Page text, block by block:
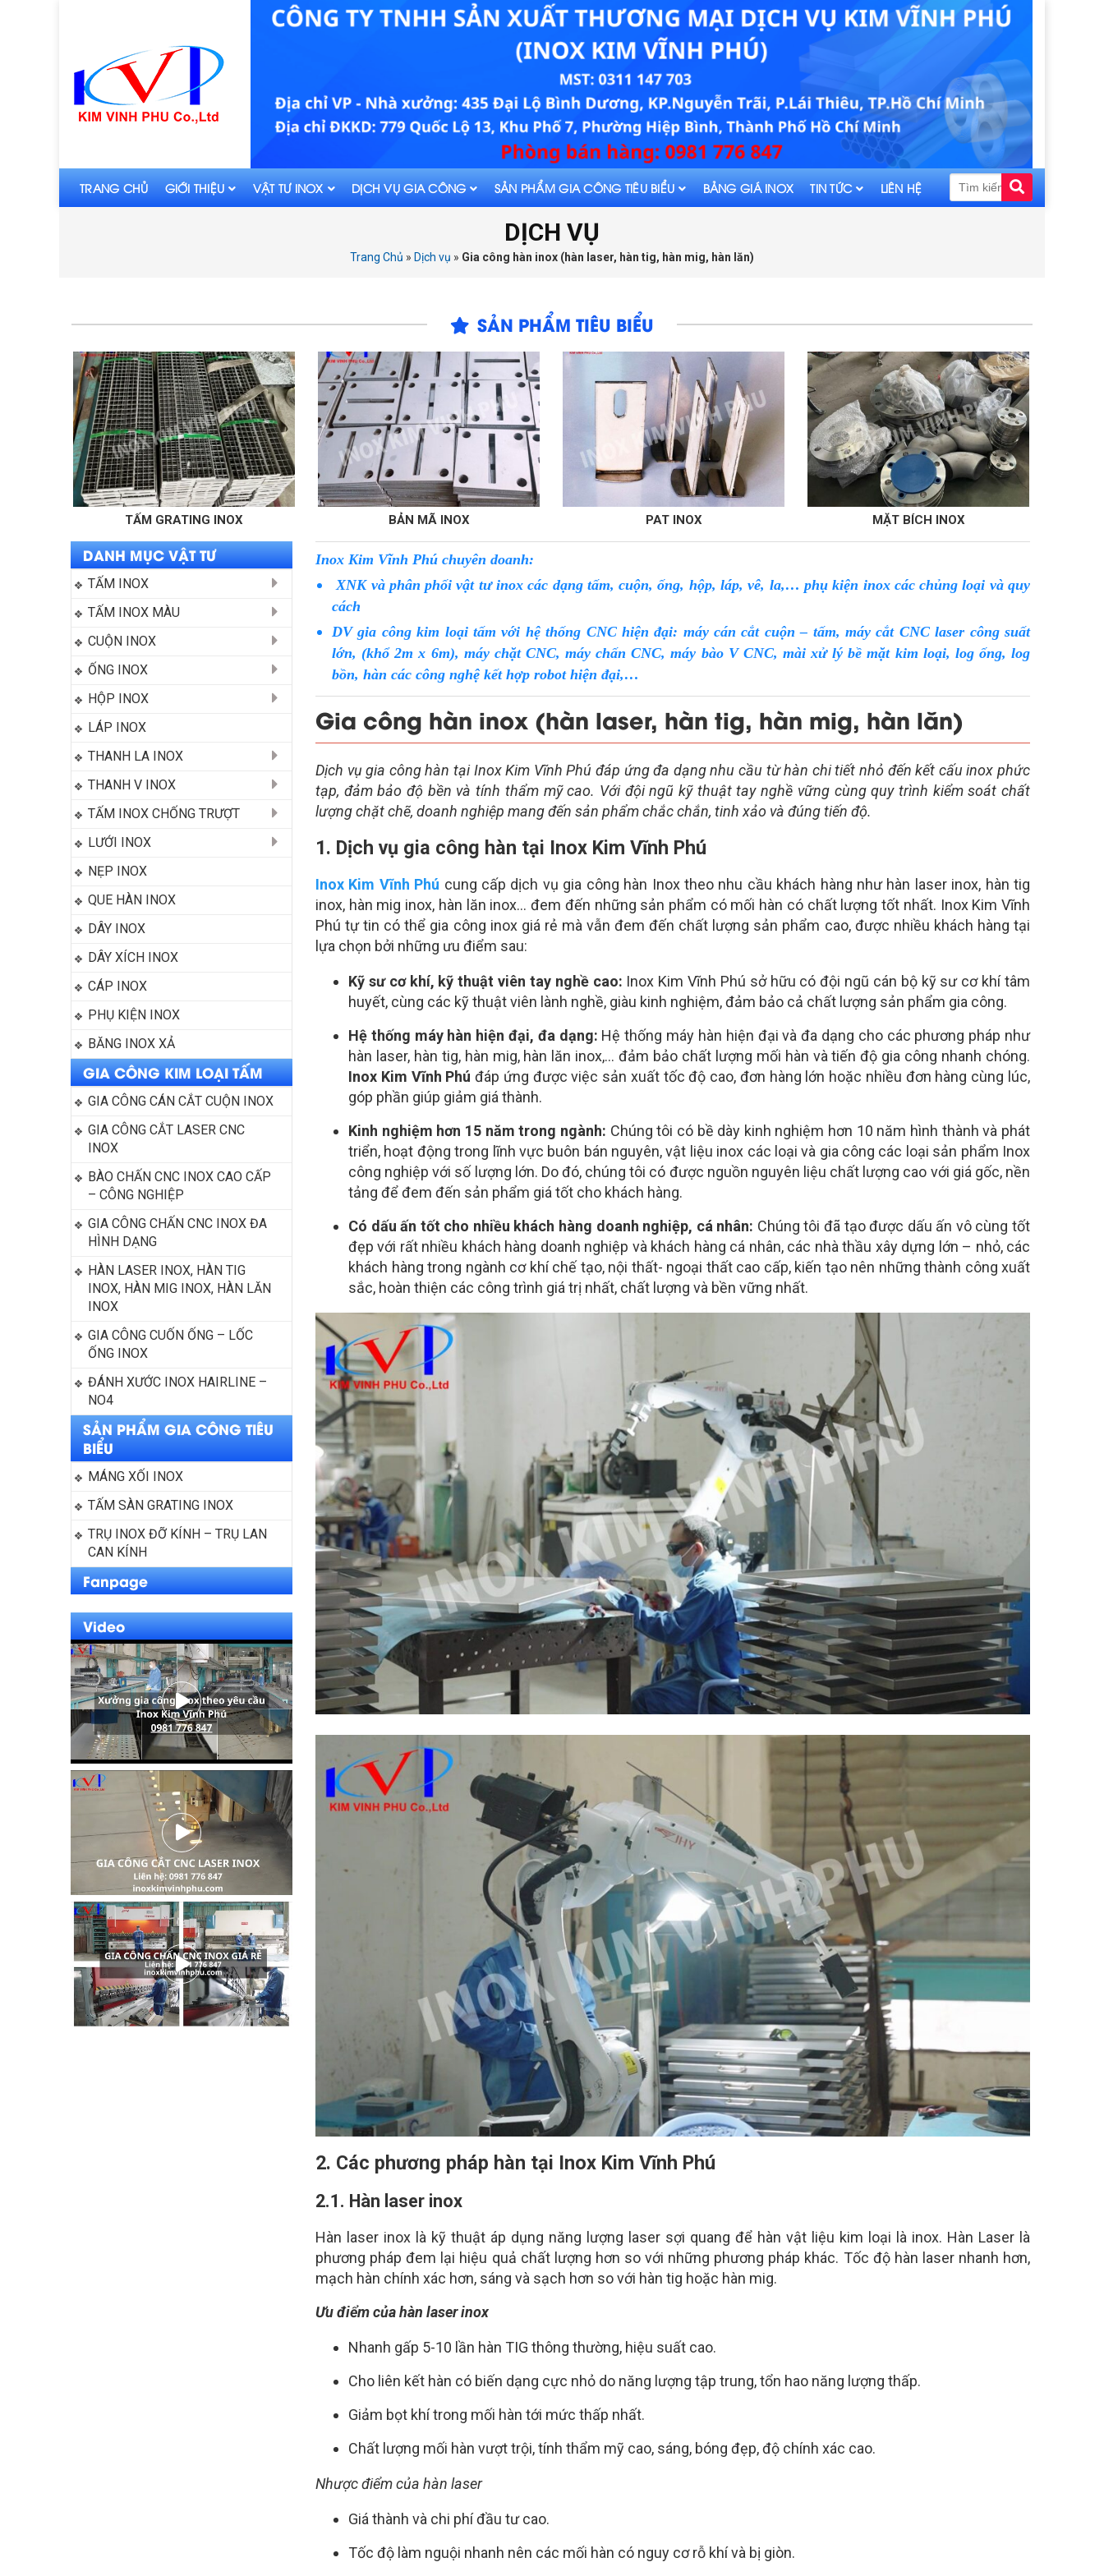
TRANG CHỦ GIỚI THIỆU VẬT TƯ INOX DỊCH VỤ GIA CÔNG SẢN PHẨM GIA CÔNG TIÊU BIỂU BẢNG GIÁ INOX TIN TỨC LIÊN HỆ
DỊCH VỤ
Trang Chủ » Dịch vụ » Gia công hàn inox (hàn laser, hàn tig, hàn mig, hàn lăn)
SẢN PHẨM TIÊU BIỂU
TẤM GRATING INOX MẶT BÍCH INOX
DANH MỤC VẬT TƯ
TẤM INOX
TẤM INOX MÀU
CUỘN INOX
ỐNG INOX
HỘP INOX
LÁP INOX
THANH LA INOX
THANH V INOX
TẤM INOX CHỐNG TRƯỢT
LƯỚI INOX
NẸP INOX
QUE HÀN INOX
DÂY INOX
DÂY XÍCH INOX
CÁP INOX
PHỤ KIỆN INOX
BĂNG INOX XẢ
GIA CÔNG KIM LOẠI TẤM
GIA CÔNG CÁN CẮT CUỘN INOX
GIA CÔNG CẮT LASER CNC
INOX
BÀO CHẤN CNC INOX CAO CẤP
– CÔNG NGHIỆP
GIA CÔNG CHẤN CNC INOX ĐA
HÌNH DẠNG
HÀN LASER INOX, HÀN TIG
INOX, HÀN MIG INOX, HÀN LĂN
INOX
GIA CÔNG CUỐN ỐNG – LỐC
ỐNG INOX
ĐÁNH XƯỚC INOX HAIRLINE –
NO4
SẢN PHẨM GIA CÔNG TIÊU
BIỂU
MÁNG XỐI INOX
TẤM SÀN GRATING INOX
TRỤ INOX ĐỠ KÍNH – TRỤ LAN
CAN KÍNH
Fanpage
Video
Inox Kim Vĩnh Phú chuyên doanh:
XNK và phân phối vật tư inox các dạng tấm, cuộn, ống, hộp, láp, vê, la,… phụ kiện inox các chủng loại và quy
cách
DV gia công kim loại tấm với hệ thống CNC hiện đại: máy cán cắt cuộn – tấm, máy cắt CNC laser công suất
lớn, (khổ 2m x 6m), máy chặt CNC, máy chấn CNC, máy bào V CNC, mài xử lý bề mặt kim loại, log ống, log
bồn, hàn các công nghệ kết hợp robot hiện đại,…
Gia công hàn inox (hàn laser, hàn tig, hàn mig, hàn lăn)
Dịch vụ gia công hàn tại Inox Kim Vĩnh Phú đáp ứng đa dạng nhu cầu từ hàn chi tiết nhỏ đến kết cấu inox phức
tạp, đảm bảo độ bền và tính thẩm mỹ cao. Với đội ngũ kỹ thuật tay nghề vững cùng quy trình kiểm soát chất
lượng chặt chẽ, doanh nghiệp mang đến sản phẩm chắc chắn, tinh xảo và đúng tiến độ.
1. Dịch vụ gia công hàn tại Inox Kim Vĩnh Phú
Inox Kim Vĩnh Phú cung cấp dịch vụ gia công hàn Inox theo nhu cầu khách hàng như hàn laser inox, hàn tig
inox, hàn mig inox, hàn lăn inox… đem đến những sản phẩm có mối hàn có chất lượng tốt nhất. Inox Kim Vĩnh
Phú tự tin có thể gia công inox giá rẻ mà vẫn đem đến chất lượng sản phẩm cao, được nhiều khách hàng tại
lựa chọn bởi những ưu điểm sau:
Kỹ sư cơ khí, kỹ thuật viên tay nghề cao: Inox Kim Vĩnh Phú sở hữu có đội ngũ cán bộ kỹ sư cơ khí tâm
huyết, cùng các kỹ thuật viên lành nghề, giàu kinh nghiệm, đảm bảo cả chất lượng sản phẩm gia công.
Hệ thống máy hàn hiện đại, đa dạng: Hệ thống máy hàn hiện đại và đa dạng cho các phương pháp như
hàn laser, hàn tig, hàn mig, hàn lăn inox,… đảm bảo chất lượng mối hàn và tiến độ gia công nhanh chóng.
Inox Kim Vĩnh Phú đáp ứng được việc sản xuất tốc độ cao, đơn hàng lớn hoặc nhiều đơn hàng cùng lúc,
góp phần giúp giảm giá thành.
Kinh nghiệm hơn 15 năm trong ngành: Chúng tôi có bề dày kinh nghiệm hơn 10 năm hình thành và phát
triển, hoạt động trong lĩnh vực buôn bán nguyên, vật liệu inox các loại và gia công các loại sản phẩm Inox
công nghiệp với số lượng lớn. Do đó, chúng tôi có được nguồn nguyên liệu chất lượng cao với giá gốc, nền
tảng để đem đến sản phẩm giá tốt cho khách hàng.
Có dấu ấn tốt cho nhiều khách hàng doanh nghiệp, cá nhân: Chúng tôi đã tạo được dấu ấn vô cùng tốt
đẹp với rất nhiều khách hàng doanh nghiệp và khách hàng cá nhân, các nhà thầu xây dựng lớn – nhỏ, các
khách hàng trong ngành cơ khí chế tạo, nội thất- ngoại thất cao cấp, kiến tạo nên những thành công xuất
sắc, hoàn thiện các công trình giá trị nhất, chất lượng và bền vững nhất.
2. Các phương pháp hàn tại Inox Kim Vĩnh Phú
2.1. Hàn laser inox
Hàn laser inox là kỹ thuật áp dụng năng lượng laser sợi quang để hàn vật liệu kim loại là inox. Hàn Laser là
phương pháp đem lại hiệu quả chất lượng hơn so với những phương pháp khác. Tốc độ hàn laser nhanh hơn,
mạch hàn chính xác hơn, sáng và sạch hơn so với hàn tig hoặc hàn mig.
Ưu điểm của hàn laser inox
Nhanh gấp 5-10 lần hàn TIG thông thường, hiệu suất cao.
Cho liên kết hàn có biến dạng cực nhỏ do năng lượng tập trung, tổn hao năng lượng thấp.
Giảm bọt khí trong mối hàn tới mức thấp nhất.
Chất lượng mối hàn vượt trội, tính thẩm mỹ cao, sáng, bóng đẹp, độ chính xác cao.
Nhược điểm của hàn laser
Giá thành và chi phí đầu tư cao.
Tốc độ làm nguội nhanh nên các mối hàn có nguy cơ rỗ khí và bị giòn.